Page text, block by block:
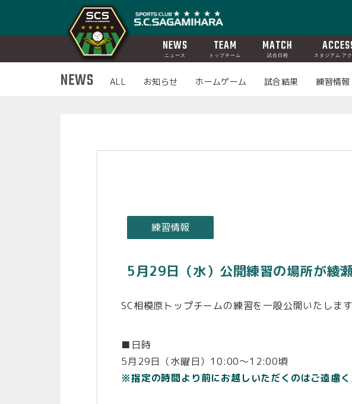
NEWS
ニュース
TEAM
トップチーム
MATCH
試合日程 スタジアム ア
NEWS ALL お知らせ ホームゲーム 試合結果 練習情報
練習情報
5月29日（水）公開練習の場所が綾
SC相模原トップチームの練習を一般公開いたしま
■日時
5月29日（水曜日）10:00～12:00頃
※指定の時間より前にお越しいただくのはご遠慮く